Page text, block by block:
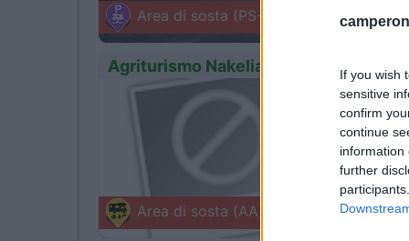
If you wish
sensitive
confirm
continue
information
further
Area di sosta (PS+CS)
Agriturismo Nakelia
Area di sosta (AA)
0
A